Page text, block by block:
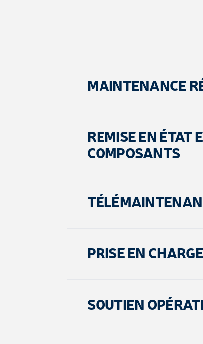
MAINTENANCE
REMISE EN ÉTAT
COMPOSANTS
PRISE EN
SOUTIEN